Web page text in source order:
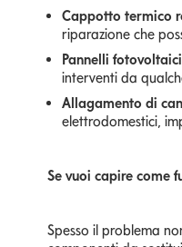
Cappotto termico
riparazione che
Pannelli
interventi da
Allagamento di
elettrodomestici,
Se vuoi capire come
Spesso il problema